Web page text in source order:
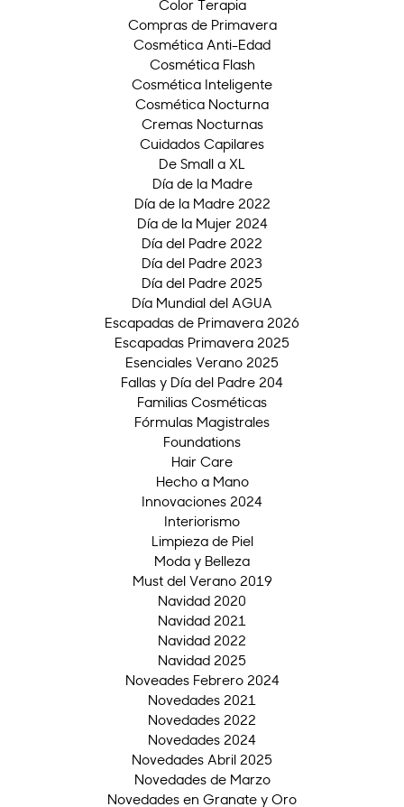
Color Terapia
Compras de Primavera
Cosmética Anti-Edad
Cosmética Flash
Cosmética Inteligente
Cosmética Nocturna
Cremas Nocturnas
Cuidados Capilares
De Small a XL
Día de la Madre
Día de la Madre 2022
Día de la Mujer 2024
Día del Padre 2022
Día del Padre 2023
Día del Padre 2025
Día Mundial del AGUA
Escapadas de Primavera 2026
Escapadas Primavera 2025
Esenciales Verano 2025
Fallas y Día del Padre 204
Familias Cosméticas
Fórmulas Magistrales
Foundations
Hair Care
Hecho a Mano
Innovaciones 2024
Interiorismo
Limpieza de Piel
Moda y Belleza
Must del Verano 2019
Navidad 2020
Navidad 2021
Navidad 2022
Navidad 2025
Noveades Febrero 2024
Novedades 2021
Novedades 2022
Novedades 2024
Novedades Abril 2025
Novedades de Marzo
Novedades en Granate y Oro